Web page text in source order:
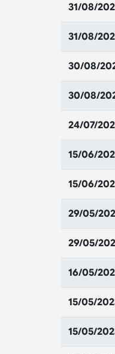
31/08/
31/08/
30/08/
30/08/
24/07/
15/06/
15/06/
29/05/
29/05/
16/05/
15/05/
15/05/